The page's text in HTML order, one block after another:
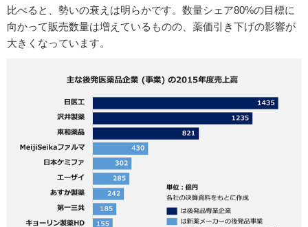
比べると、勢いの衰えは明らかです。数量シェア80%の目標に
向かって販売数量は増えているものの、薬価引き下げの影響が
大きくなっています。